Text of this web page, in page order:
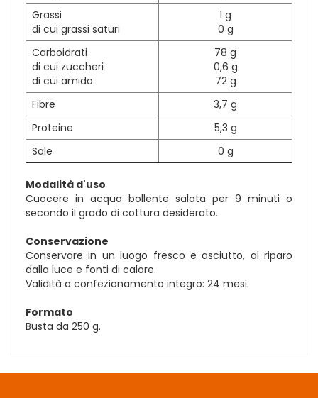
Grassi
di cui grassi saturi
1 g
0 g
Carboidrati
di cui zuccheri
di cui amido
78 g
0,6 g
72 g
Fibre
3,7 g
Proteine
5,3 g
Sale
0 g
Modalità d'uso
Cuocere in acqua bollente salata per 9 minuti o
secondo il grado di cottura desiderato.
Conservazione
Conservare in un luogo fresco e asciutto, al riparo
dalla luce e fonti di calore.
Validità a confezionamento integro: 24 mesi.
Formato
Busta da 250 g.